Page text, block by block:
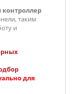
таким
и
для